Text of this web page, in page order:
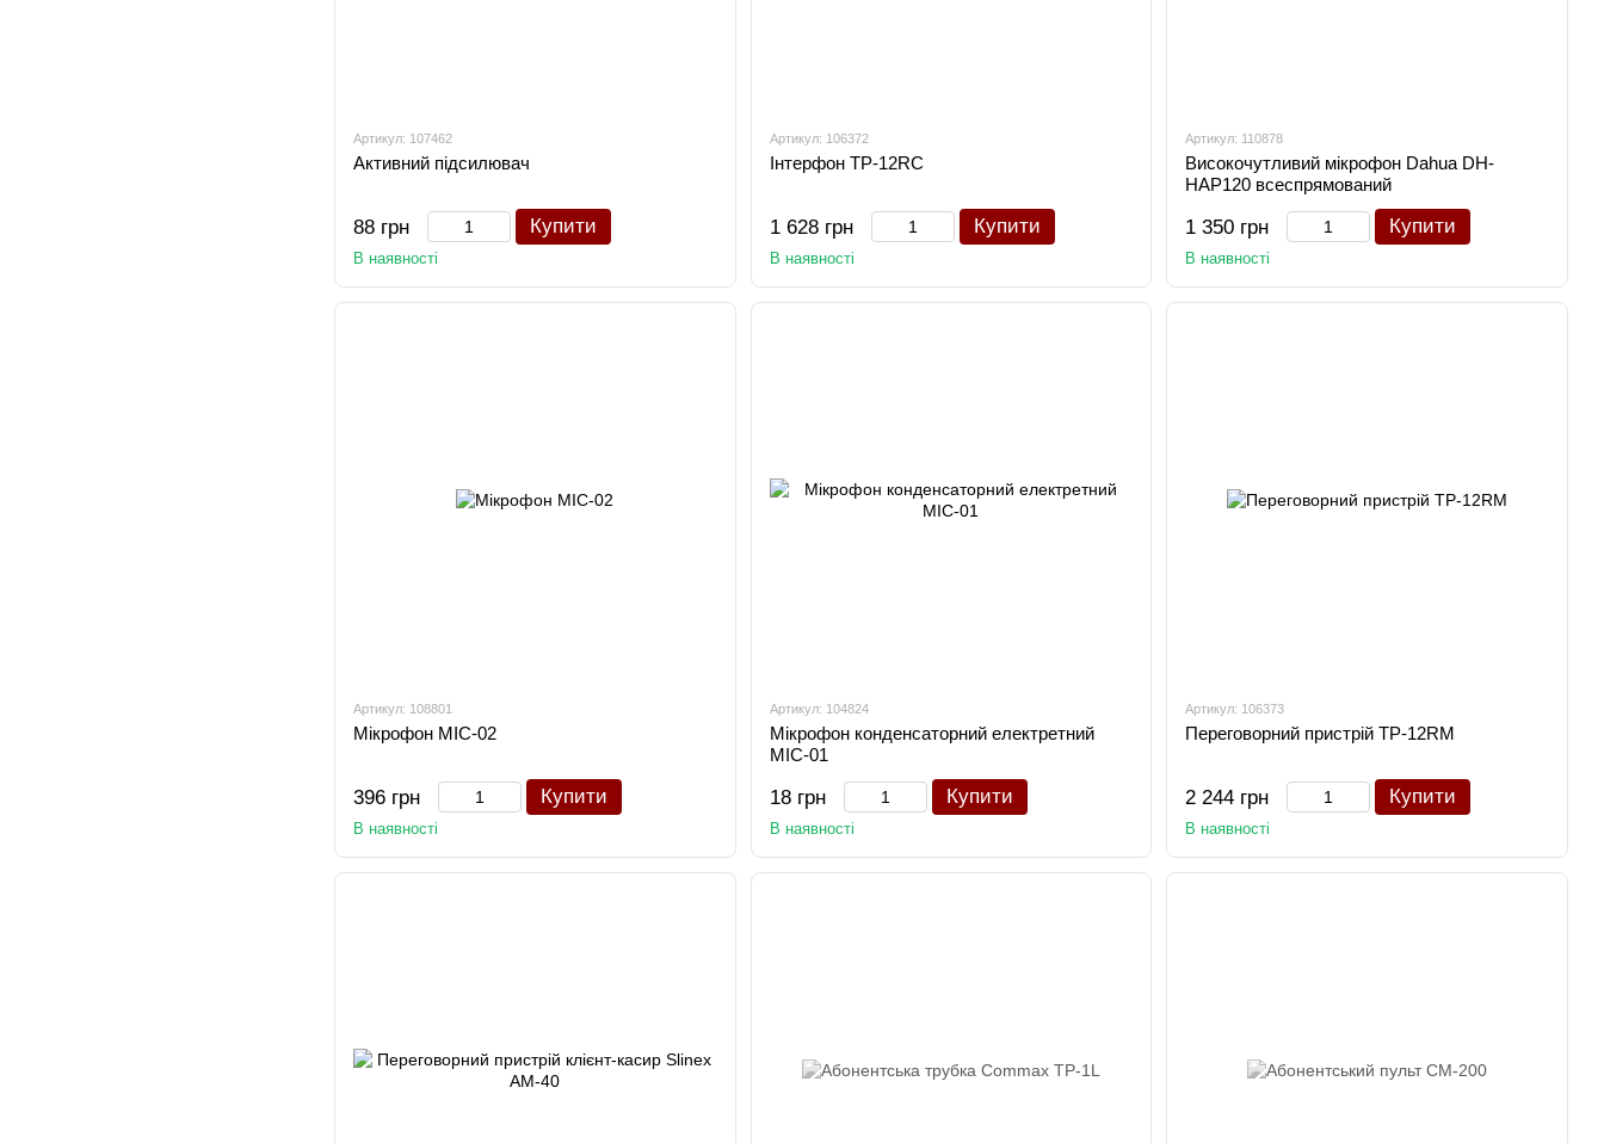
Артикул: 107462
Активний підсилювач
88 грн Купити
В наявності
Артикул: 106372
Інтерфон TP-12RC
1 628 грн Купити
В наявності
Артикул: 110878
Високочутливий мікрофон Dahua DH-
HAP120 всеспрямований
1 350 грн Купити
В наявності
Артикул: 108801
Мікрофон MIC-02
396 грн Купити
В наявності
Артикул: 104824
Мікрофон конденсаторний електретний
MIC-01
18 грн Купити
В наявності
Артикул: 106373
Переговорний пристрій TP-12RM
2 244 грн Купити
В наявності